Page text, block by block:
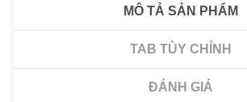
MÔ TẢ SẢN PHẨM
TAB TÙY CHỈNH
ĐÁNH GIÁ